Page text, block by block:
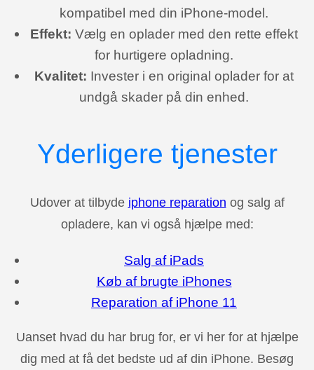
kompatibel med din iPhone-model.
Effekt: Vælg en oplader med den rette effekt
for hurtigere opladning.
Kvalitet: Invester i en original oplader for at
undgå skader på din enhed.
Yderligere tjenester
Udover at tilbyde iphone reparation og salg af
opladere, kan vi også hjælpe med:
Salg af iPads
Køb af brugte iPhones
Reparation af iPhone 11
Uanset hvad du har brug for, er vi her for at hjælpe
dig med at få det bedste ud af din iPhone. Besøg